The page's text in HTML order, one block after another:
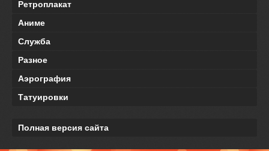
Ретроплакат
Аниме
Служба
Разное
Аэрография
Татуировки
Полная версия сайта